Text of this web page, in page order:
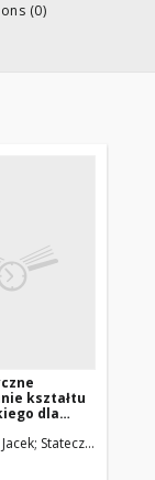
(0)
Rafał. Promotor
kształtu
dla
: praca
Stateczny,